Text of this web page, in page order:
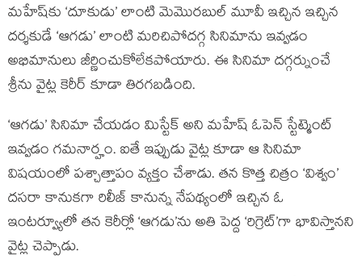
మహేష్‌కు ‘దూకుడు’ లాంటి మెమొరబుల్ మూవీ ఇచ్చిన ఇచ్చిన
దర్శకుడే ‘ఆగడు’ లాంటి మరిచిపోదగ్గ సినిమాను ఇవ్వడం
అభిమానులు జీర్ణించుకోలేకపోయారు. ఈ సినిమా దగ్గర్నుంచే
శ్రీను వైట్ల కెరీర్ కూడా తిరగబడింది.
‘ఆగడు’ సినిమా చేయడం మిస్టేక్ అని మహేష్ ఓపెన్ స్టేట్మెంట్
ఇవ్వడం గమనార్హం. ఐతే ఇప్పుడు వైట్ల కూడా ఆ సినిమా
విషయంలో పశ్చాత్తాపం వ్యక్తం చేశాడు. తన కొత్త చిత్రం ‘విశ్వం’
దసరా కానుకగా రిలీజ్ కానున్న నేపథ్యంలో ఇచ్చిన ఓ
ఇంటర్వ్యూలో తన కెరీర్లో ‘ఆగడు’ను అతి పెద్ద ‘రిగ్రెట్’గా భావిస్తానని
వైట్ల చెప్పాడు.